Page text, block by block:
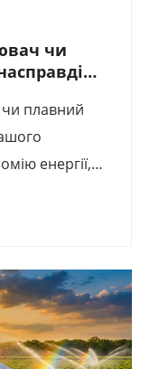
чи
плавний
енергії,
протягом 5